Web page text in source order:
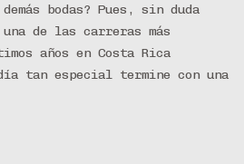
bodas? Pues, sin duda
de las carreras más
años en Costa Rica
tan especial termine con una